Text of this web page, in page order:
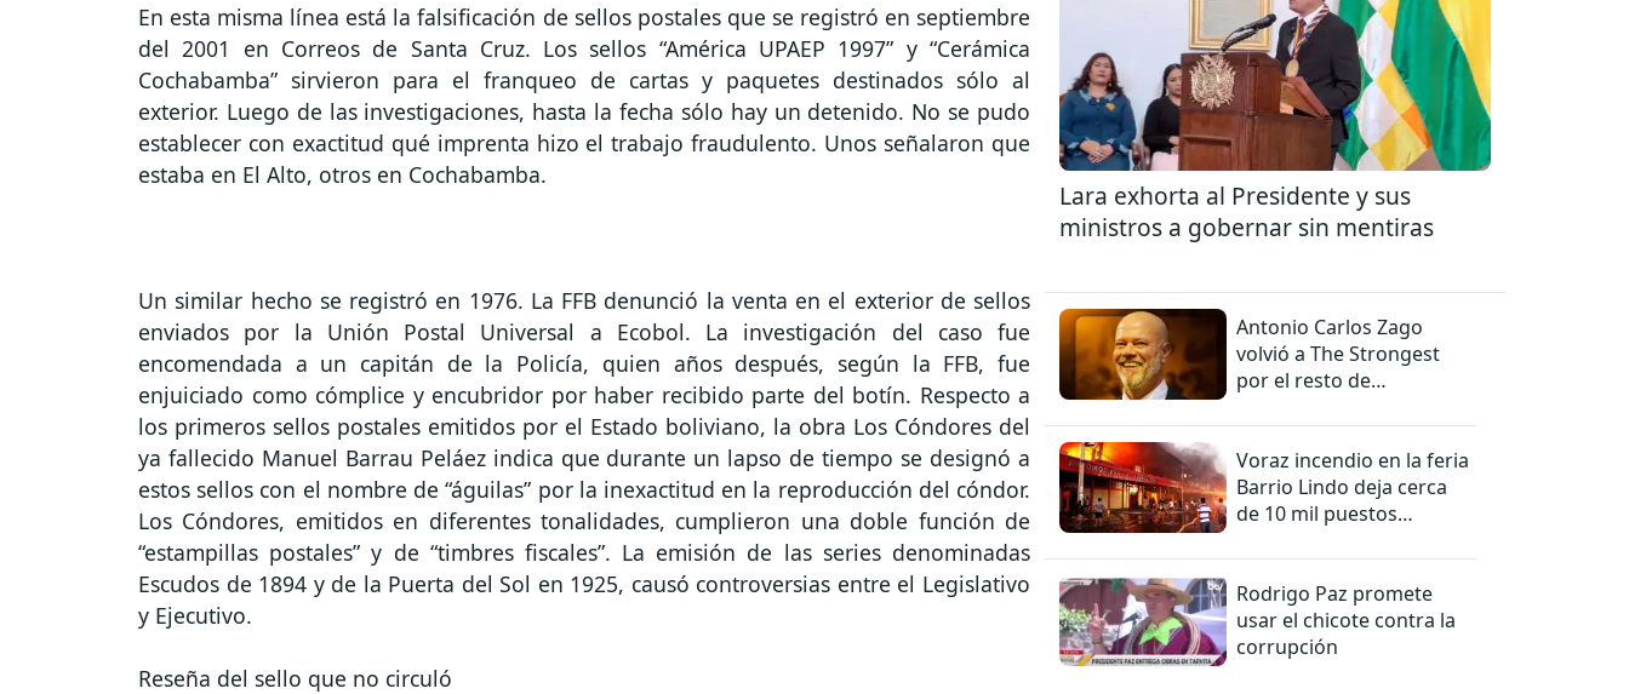
En esta misma línea está la falsificación de sellos postales que se registró en septiembre
del 2001 en Correos de Santa Cruz. Los sellos “América UPAEP 1997” y “Cerámica
Cochabamba” sirvieron para el franqueo de cartas y paquetes destinados sólo al
exterior. Luego de las investigaciones, hasta la fecha sólo hay un detenido. No se pudo
establecer con exactitud qué imprenta hizo el trabajo fraudulento. Unos señalaron que
estaba en El Alto, otros en Cochabamba.
Un similar hecho se registró en 1976. La FFB denunció la venta en el exterior de sellos
enviados por la Unión Postal Universal a Ecobol. La investigación del caso fue
encomendada a un capitán de la Policía, quien años después, según la FFB, fue
enjuiciado como cómplice y encubridor por haber recibido parte del botín. Respecto a
los primeros sellos postales emitidos por el Estado boliviano, la obra Los Cóndores del
ya fallecido Manuel Barrau Peláez indica que durante un lapso de tiempo se designó a
estos sellos con el nombre de “águilas” por la inexactitud en la reproducción del cóndor.
Los Cóndores, emitidos en diferentes tonalidades, cumplieron una doble función de
“estampillas postales” y de “timbres fiscales”. La emisión de las series denominadas
Escudos de 1894 y de la Puerta del Sol en 1925, causó controversias entre el Legislativo
y Ejecutivo.
Reseña del sello que no circuló
Lara exhorta al Presidente y sus
ministros a gobernar sin mentiras
Antonio Carlos Zago
volvió a The Strongest
por el resto de
Voraz incendio en la feria
Barrio Lindo deja cerca
de 10 mil puestos
Rodrigo Paz promete
usar el chicote contra la
corrupción